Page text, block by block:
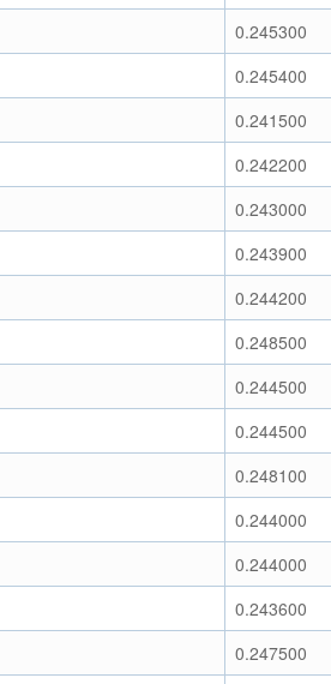
0.245300
0.245400
0.241500
0.242200
0.243000
0.243900
0.244200
0.248500
0.244500
0.244500
0.248100
0.244000
0.244000
0.243600
0.247500